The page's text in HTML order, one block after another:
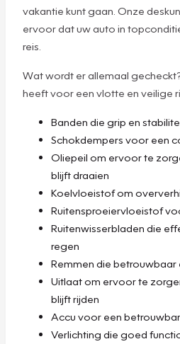
vakantie kunt gaan. Onze
ervoor dat uw auto in
reis.
Wat wordt er allemaal
heeft voor een vlotte en veilige
Banden die grip en
Schokdempers voor een
Oliepeil om ervoor te
blijft draaien
Koelvloeistof om
Ruitensproeiervloeistof
Ruitenwisserbladen die
regen
Remmen die betrouwbaar
Uitlaat om ervoor te
blijft rijden
Accu voor een
Verlichting die goed